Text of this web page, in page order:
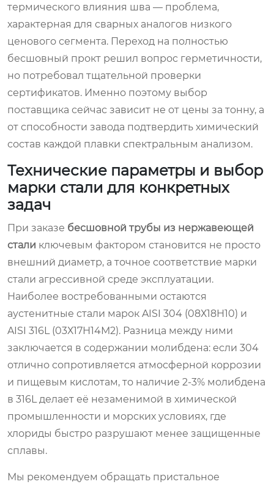
термического влияния шва — проблема,
характерная для сварных аналогов низкого
ценового сегмента. Переход на полностью
бесшовный прокт решил вопрос герметичности,
но потребовал тщательной проверки
сертификатов. Именно поэтому выбор
поставщика сейчас зависит не от цены за тонну, а
от способности завода подтвердить химический
состав каждой плавки спектральным анализом.
Технические параметры и выбор
марки стали для конкретных
задач
При заказе бесшовной трубы из нержавеющей
стали ключевым фактором становится не просто
внешний диаметр, а точное соответствие марки
стали агрессивной среде эксплуатации.
Наиболее востребованными остаются
аустенитные стали марок AISI 304 (08Х18Н10) и
AISI 316L (03Х17Н14М2). Разница между ними
заключается в содержании молибдена: если 304
отлично сопротивляется атмосферной коррозии
и пищевым кислотам, то наличие 2-3% молибдена
в 316L делает её незаменимой в химической
промышленности и морских условиях, где
хлориды быстро разрушают менее защищенные
сплавы.
Мы рекомендуем обращать пристальное